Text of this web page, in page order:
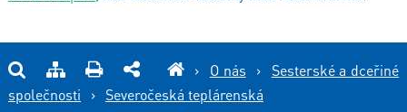
› O nás ›
Sesterské a dceřiné
společnosti
› Severočeská teplárenská